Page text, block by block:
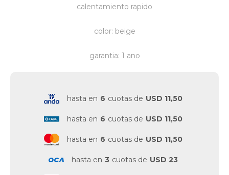
calentamiento rapido
color: beige
garantia: 1 ano
hasta en 6 cuotas de USD 11,50
hasta en 6 cuotas de USD 11,50
hasta en 6 cuotas de USD 11,50
hasta en 3 cuotas de USD 23